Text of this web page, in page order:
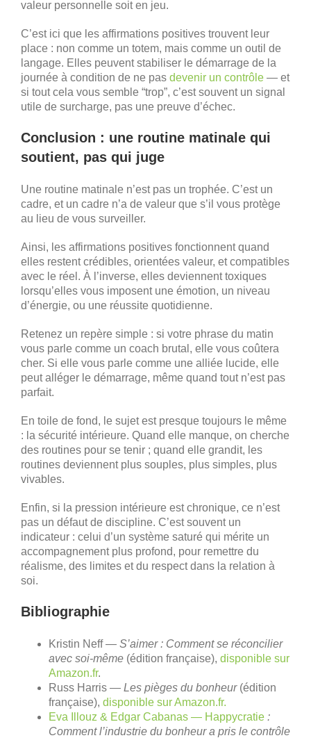
valeur personnelle soit en jeu.
C’est ici que les affirmations positives trouvent leur
place : non comme un totem, mais comme un outil de
langage. Elles peuvent stabiliser le démarrage de la
journée à condition de ne pas devenir un contrôle — et
si tout cela vous semble “trop”, c’est souvent un signal
utile de surcharge, pas une preuve d’échec.
Conclusion : une routine matinale qui
soutient, pas qui juge
Une routine matinale n’est pas un trophée. C’est un
cadre, et un cadre n’a de valeur que s’il vous protège
au lieu de vous surveiller.
Ainsi, les affirmations positives fonctionnent quand
elles restent crédibles, orientées valeur, et compatibles
avec le réel. À l’inverse, elles deviennent toxiques
lorsqu’elles vous imposent une émotion, un niveau
d’énergie, ou une réussite quotidienne.
Retenez un repère simple : si votre phrase du matin
vous parle comme un coach brutal, elle vous coûtera
cher. Si elle vous parle comme une alliée lucide, elle
peut alléger le démarrage, même quand tout n’est pas
parfait.
En toile de fond, le sujet est presque toujours le même
: la sécurité intérieure. Quand elle manque, on cherche
des routines pour se tenir ; quand elle grandit, les
routines deviennent plus souples, plus simples, plus
vivables.
Enfin, si la pression intérieure est chronique, ce n’est
pas un défaut de discipline. C’est souvent un
indicateur : celui d’un système saturé qui mérite un
accompagnement plus profond, pour remettre du
réalisme, des limites et du respect dans la relation à
soi.
Bibliographie
Kristin Neff — S’aimer : Comment se réconcilier
avec soi-même (édition française), disponible sur
Amazon.fr.
Russ Harris — Les pièges du bonheur(édition
française), disponible sur Amazon.fr.
Eva Illouz & Edgar Cabanas — Happycratie :
Comment l’industrie du bonheur a pris le contrôle